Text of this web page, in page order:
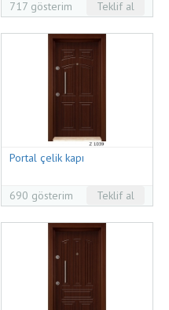
717 gösterim Teklif al
Portal çelik kapı
690 gösterim Teklif al